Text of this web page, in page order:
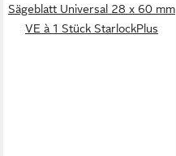
Sägeblatt Universal 28 x 60 mm
VE à 1 Stück StarlockPlus